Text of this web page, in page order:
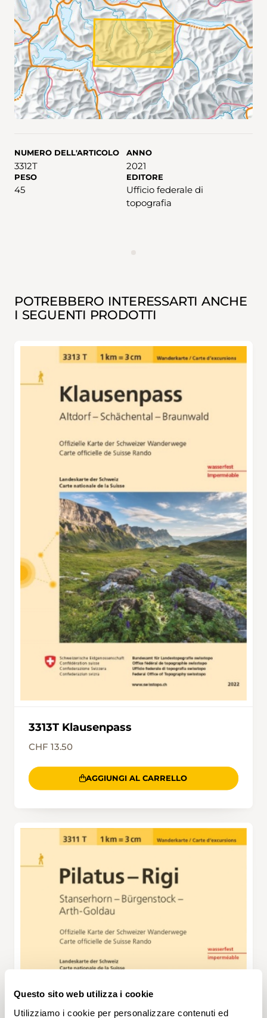
Questo sito web utilizza i cookie
Utilizziamo i cookie per personalizzare contenuti ed
NUMERO DELL'ARTICOLO
3312T
ANNO
2021
PESO
45
EDITORE
Ufficio federale di
topografia
POTREBBERO INTERESSARTI ANCHE
I SEGUENTI PRODOTTI
3313T Klausenpass
CHF 13.50
AGGIUNGI AL CARRELLO